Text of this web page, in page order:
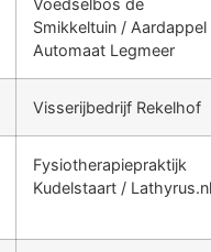
Smikkeltuin / Aardappel
Automaat Legmeer
Visserijbedrijf Rekelhof
Fysiotherapiepraktijk
Kudelstaart / Lathyrus.nl